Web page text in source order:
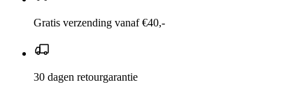
Gratis verzending vanaf €40,-
30 dagen retourgarantie